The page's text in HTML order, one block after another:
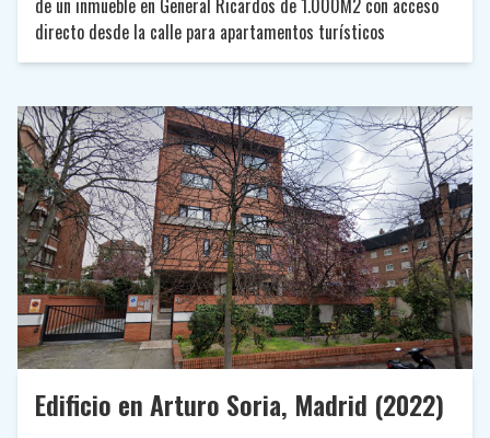
de un inmueble en General Ricardos de 1.000M2 con acceso
directo desde la calle para apartamentos turísticos
Edificio en Arturo Soria, Madrid (2022)